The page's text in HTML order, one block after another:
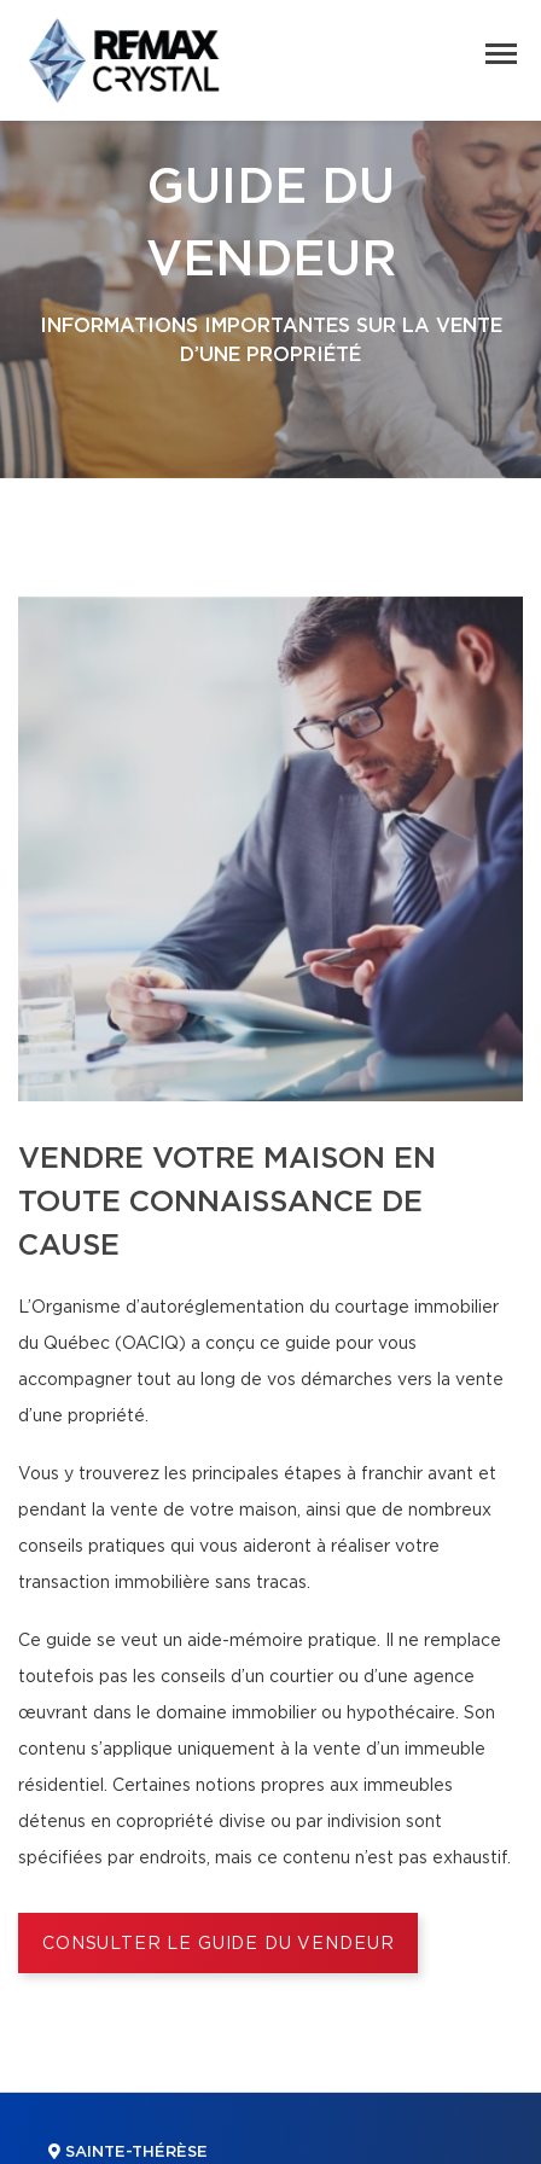
GUIDE DU
VENDEUR
INFORMATIONS IMPORTANTES SUR LA VENTE
D’UNE PROPRIÉTÉ
VENDRE VOTRE MAISON EN
TOUTE CONNAISSANCE DE
CAUSE
L’Organisme d’autoréglementation du courtage immobilier
du Québec (OACIQ) a conçu ce guide pour vous
accompagner tout au long de vos démarches vers la vente
d’une propriété.
Vous y trouverez les principales étapes à franchir avant et
pendant la vente de votre maison, ainsi que de nombreux
conseils pratiques qui vous aideront à réaliser votre
transaction immobilière sans tracas.
Ce guide se veut un aide-mémoire pratique. Il ne remplace
toutefois pas les conseils d’un courtier ou d’une agence
œuvrant dans le domaine immobilier ou hypothécaire. Son
contenu s’applique uniquement à la vente d’un immeuble
résidentiel. Certaines notions propres aux immeubles
détenus en copropriété divise ou par indivision sont
spécifiées par endroits, mais ce contenu n’est pas exhaustif.
CONSULTER LE GUIDE DU VENDEUR
SAINTE-THÉRÈSE